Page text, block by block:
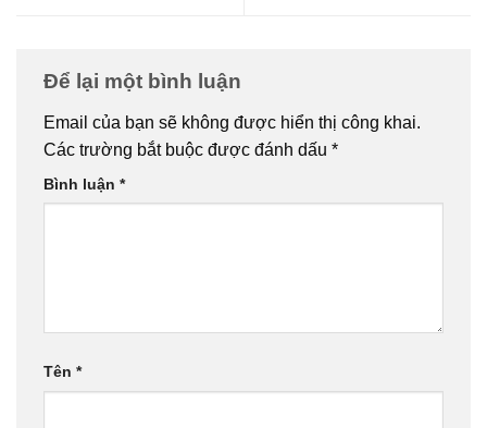
Để lại một bình luận
Email của bạn sẽ không được hiển thị công khai.
Các trường bắt buộc được đánh dấu *
Bình luận *
Tên *